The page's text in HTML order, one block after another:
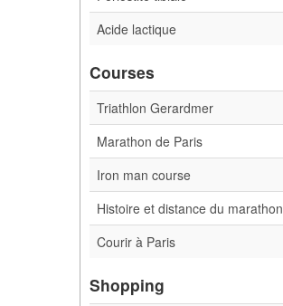
Acide lactique
Courses
Triathlon Gerardmer
Marathon de Paris
Iron man course
Histoire et distance du marathon
Courir à Paris
Shopping